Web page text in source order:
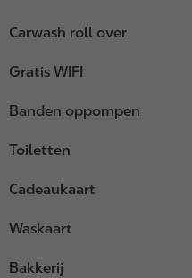
Carwash roll over
Gratis WIFI
Banden oppompen
Toiletten
Cadeaukaart
Waskaart
Bakkerij